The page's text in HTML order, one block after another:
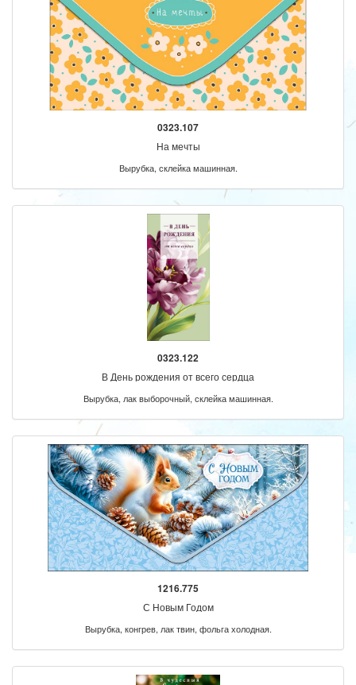
0323.107
На мечты
Вырубка, склейка машинная.
0323.122
В День рождения от всего сердца
Вырубка, лак выборочный, склейка машинная.
1216.775
С Новым Годом
Вырубка, конгрев, лак твин, фольга холодная.